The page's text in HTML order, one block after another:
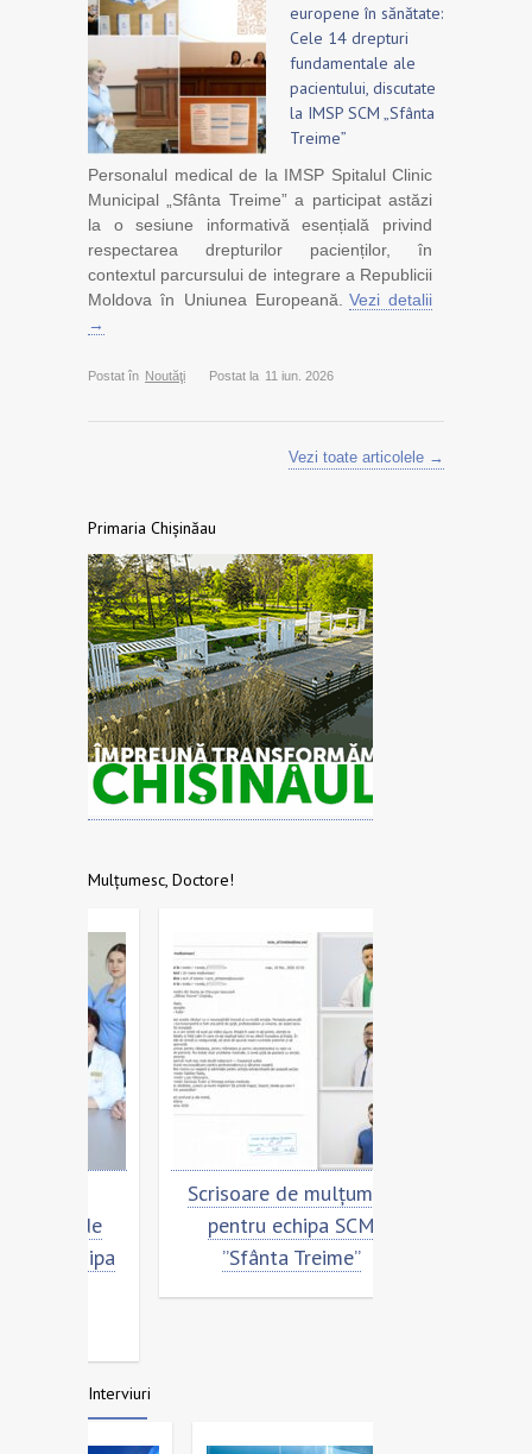
europene în sănătate:
Cele 14 drepturi
fundamentale ale
pacientului, discutate
la IMSP SCM „Sfânta
Treime”
Personalul medical de la IMSP Spitalul Clinic
Municipal „Sfânta Treime” a participat astăzi
la o sesiune informativă esențială privind
respectarea drepturilor pacienților, în
contextul parcursului de integrare a Republicii
Moldova în Uniunea Europeană.
Vezi detalii
→
Postat în Noutăţi Postat la 11 iun. 2026
Vezi toate articolele →
Primaria Chișinăau
Mulțumesc, Doctore!
Scrisoare de mulțumire
pentru echipa SCM
”Sfânta Treime”
Interviuri